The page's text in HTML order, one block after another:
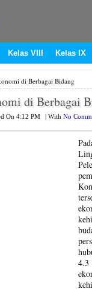
Kelas VIII Kelas IX
di Berbagai Bidang
di Berbagai
On 4:12 PM With No
4.3